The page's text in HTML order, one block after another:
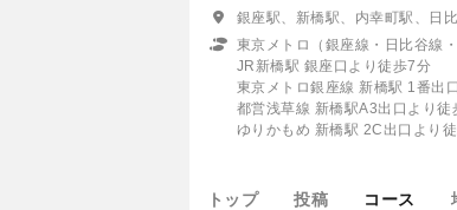
銀座駅、新橋駅、内幸町駅、日
東京メトロ（銀座線・日比谷線
JR新橋駅 銀座口より徒歩7分
東京メトロ銀座線 新橋駅 1番出
都営浅草線 新橋駅A3出口より徒
ゆりかもめ 新橋駅 2C出口より
トップ 投稿 コース